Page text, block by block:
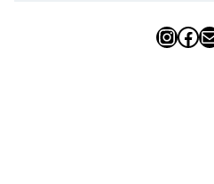
InstagramFacebook Email